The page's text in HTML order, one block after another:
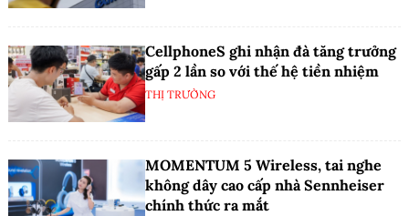
CellphoneS ghi nhận đà tăng trưởng
gấp 2 lần so với thế hệ tiền nhiệm
THỊ TRƯỜNG
MOMENTUM 5 Wireless, tai nghe
không dây cao cấp nhà Sennheiser
chính thức ra mắt